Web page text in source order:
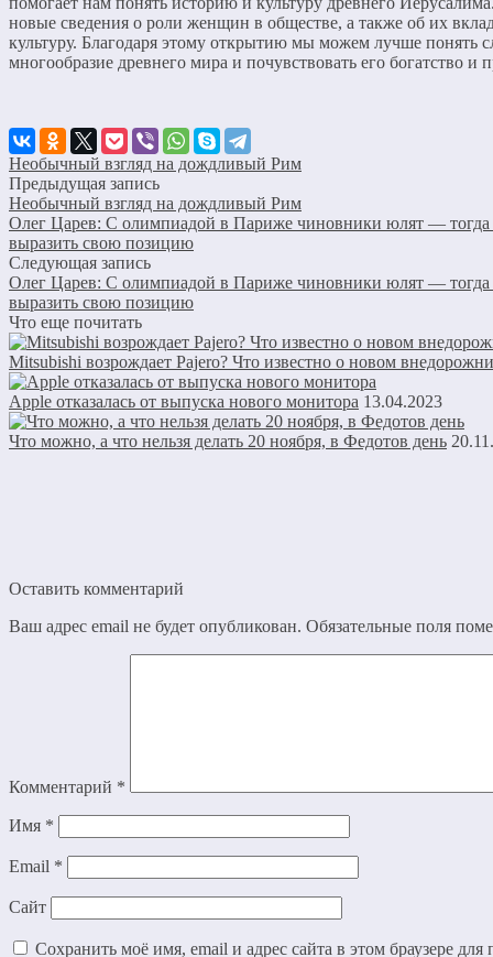
новые сведения о роли женщин в обществе, а также об их
культуру. Благодаря этому открытию мы можем лучше понять
многообразие древнего мира и почувствовать его богатство и
Необычный взгляд на дождливый Рим
Предыдущая запись
Необычный взгляд на дождливый Рим
Олег Царев: С олимпиадой в Париже чиновники юлят — тогда
выразить свою позицию
Следующая запись
Олег Царев: С олимпиадой в Париже чиновники юлят — тогда
выразить свою позицию
Что еще почитать
Mitsubishi возрождает Pajero? Что известно о новом
Apple отказалась от выпуска нового монитора 13.04.2023
Что можно, а что нельзя делать 20 ноября, в Федотов день
Оставить комментарий
Ваш адрес email не будет опубликован. Обязательные поля
Комментарий *
Имя *
Email *
Сайт
Сохранить моё имя, email и адрес сайта в этом браузере